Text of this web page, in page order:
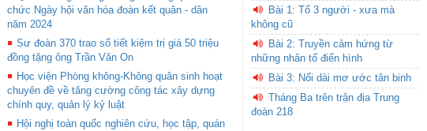
chức Ngày hội văn hóa đoàn kết quân - dân
năm 2024
Sư đoàn 370 trao sổ tiết kiệm trị giá 50 triệu
đồng tặng ông Trần Văn On
Học viện Phòng không-Không quân sinh hoạt
chuyên đề về tăng cường công tác xây dựng
chính quy, quản lý kỷ luật
Hội nghị toàn quốc nghiên cứu, học tập, quán
Bài 1: Tổ 3 người - xưa mà
không cũ
Bài 2: Truyền cảm hứng từ
những nhân tố điển hình
Bài 3: Nối dài mơ ước tân binh
Tháng Ba trên trận địa Trung
đoàn 218